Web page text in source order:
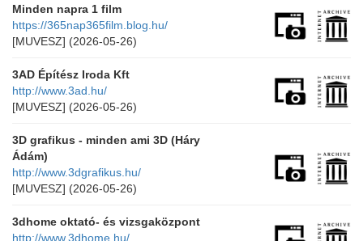
Minden napra 1 film
https://365nap365film.blog.hu/
[MUVESZ] (2026-05-26)
3AD Építész Iroda Kft
http://www.3ad.hu/
[MUVESZ] (2026-05-26)
3D grafikus - minden ami 3D (Háry
Ádám)
http://www.3dgrafikus.hu/
[MUVESZ] (2026-05-26)
3dhome oktató- és vizsgaközpont
http://www.3dhome.hu/